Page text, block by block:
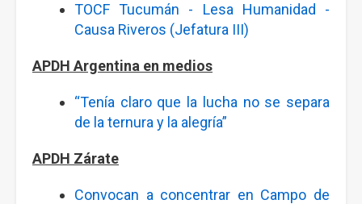
TOCF Tucumán - Lesa Humanidad -
Causa Riveros (Jefatura III)
APDH Argentina en medios
“Tenía claro que la lucha no se separa
de la ternura y la alegría”
APDH Zárate
Convocan a concentrar en Campo de